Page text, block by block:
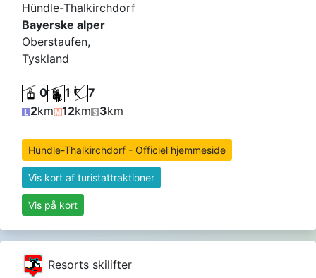
Hündle-Thalkirchdorf
Bayerske alper
Oberstaufen,
Tyskland
0 1
7
2km 12km 3km
Hündle-Thalkirchdorf - Officiel hjemmeside
Vis kort af turistattraktioner
Vis på kort
Resorts skilifter